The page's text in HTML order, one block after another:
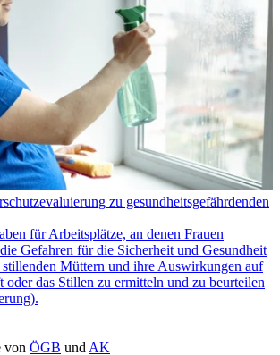
zu gesundheitsgefährdenden
für Arbeitsplätze, an denen Frauen
Gefahren für die Sicherheit und Gesundheit
Müttern und ihre Auswirkungen auf
oder das Stillen zu ermitteln und zu beurteilen
von ÖGB und AK